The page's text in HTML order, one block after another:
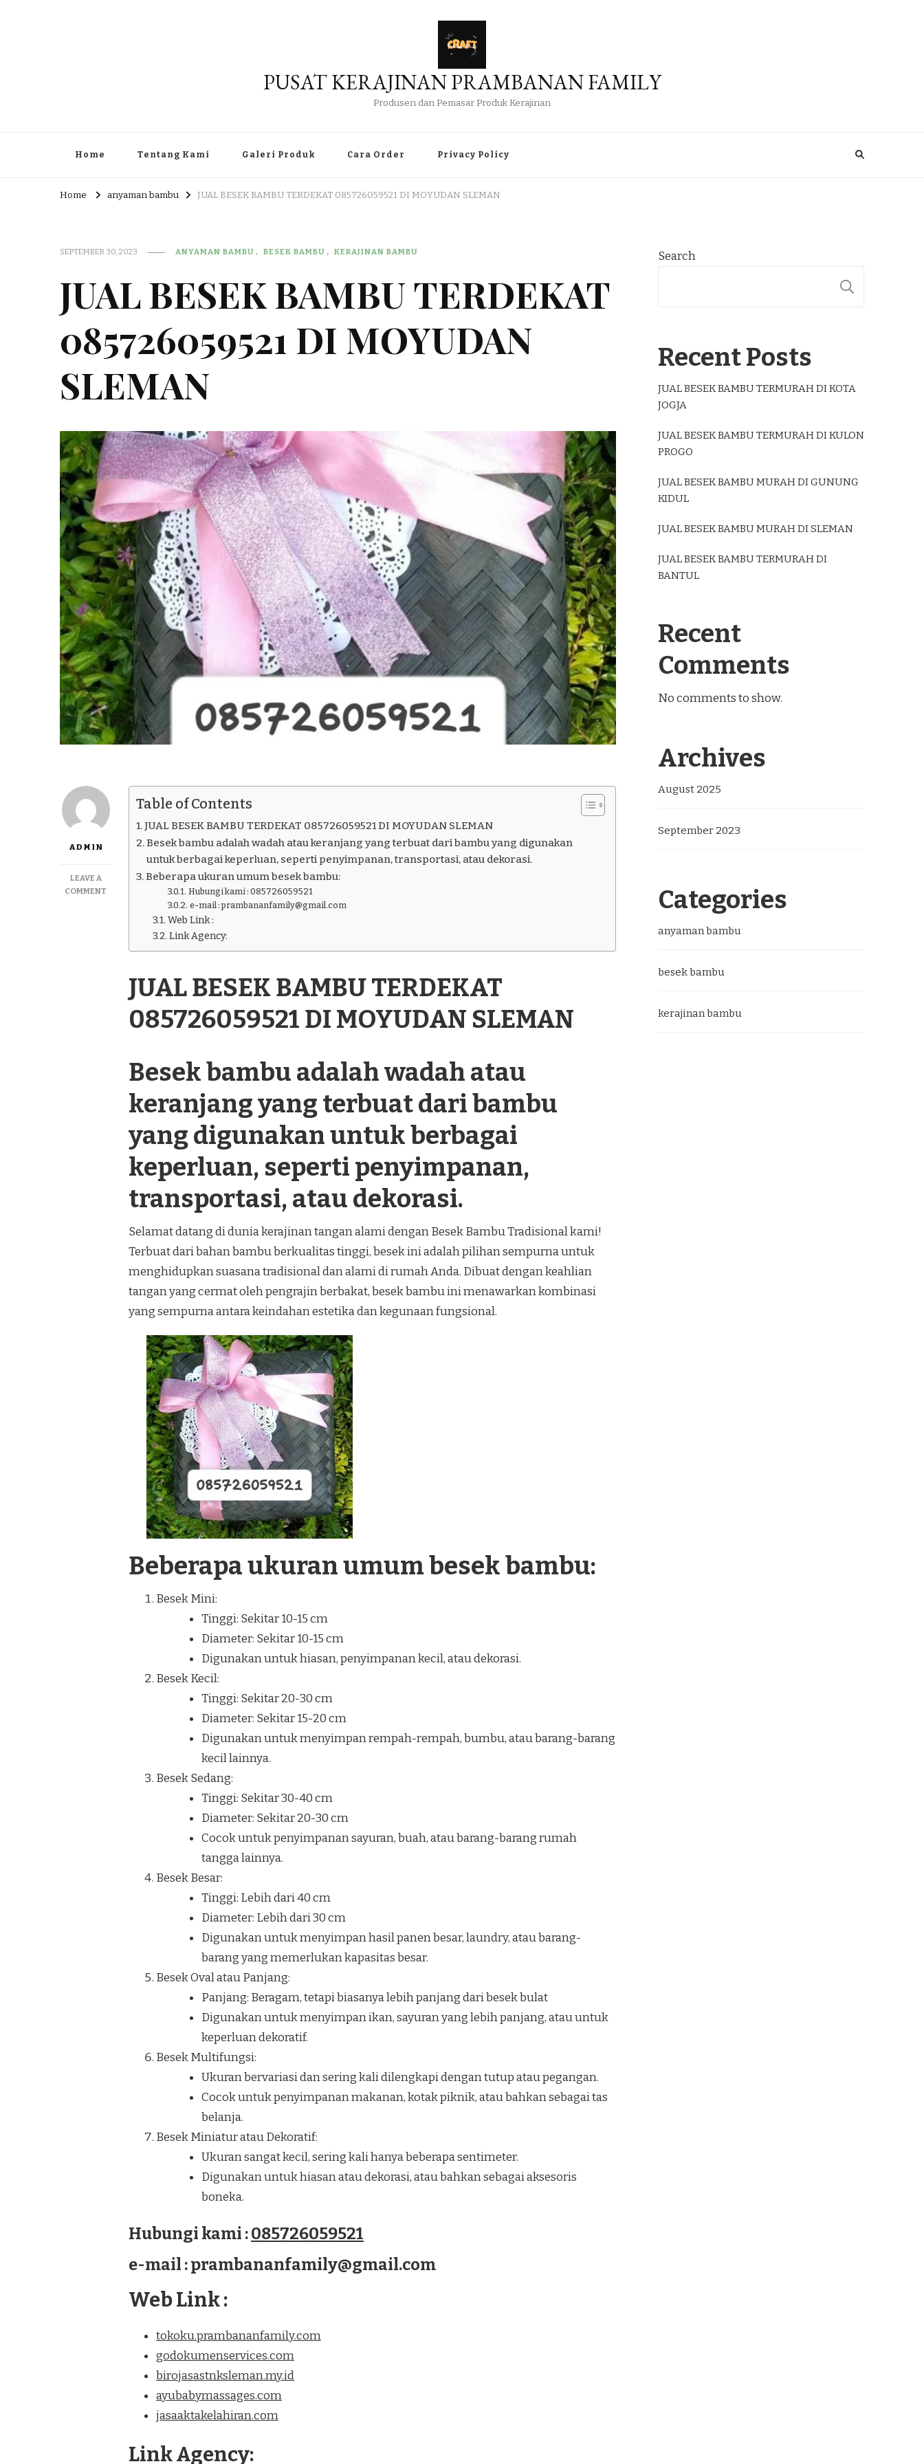
PUSAT KERAJINAN PRAMBANAN FAMILY
Produsen dan Pemasar Produk Kerajinan
Home Tentang Kami Galeri Produk Cara Order Privacy Policy
Home anyaman bambu JUAL BESEK BAMBU TERDEKAT 085726059521 DI MOYUDAN SLEMAN
SEPTEMBER 30, 2023 ANYAMAN BAMBU BESEK BAMBU KERAJINAN BAMBU
JUAL BESEK BAMBU TERDEKAT
085726059521 DI MOYUDAN
SLEMAN
ADMIN
LEAVE A
COMMENT
MOYUDAN
SLEMAN
Table of Contents
JUAL BESEK BAMBU TERDEKAT 085726059521 DI MOYUDAN SLEMAN
Besek bambu adalah wadah atau keranjang yang terbuat dari bambu yang digunakan
untuk berbagai keperluan, seperti penyimpanan, transportasi, atau dekorasi.
Beberapa ukuran umum besek bambu:
Hubungi kami : 085726059521
e-mail : prambananfamily@gmail.com
Web Link :
Link Agency:
JUAL BESEK BAMBU TERDEKAT
085726059521 DI MOYUDAN SLEMAN
Besek bambu adalah wadah atau
keranjang yang terbuat dari bambu
yang digunakan untuk berbagai
keperluan, seperti penyimpanan,
transportasi, atau dekorasi.
Selamat datang di dunia kerajinan tangan alami dengan Besek Bambu Tradisional kami!
Terbuat dari bahan bambu berkualitas tinggi, besek ini adalah pilihan sempurna untuk
menghidupkan suasana tradisional dan alami di rumah Anda. Dibuat dengan keahlian
tangan yang cermat oleh pengrajin berbakat, besek bambu ini menawarkan kombinasi
yang sempurna antara keindahan estetika dan kegunaan fungsional.
Beberapa ukuran umum besek bambu:
Besek Mini:
Tinggi: Sekitar 10-15 cm
Diameter: Sekitar 10-15 cm
Digunakan untuk hiasan, penyimpanan kecil, atau dekorasi.
Besek Kecil:
Tinggi: Sekitar 20-30 cm
Diameter: Sekitar 15-20 cm
Digunakan untuk menyimpan rempah-rempah, bumbu, atau barang-barang
kecil lainnya.
Besek Sedang:
Tinggi: Sekitar 30-40 cm
Diameter: Sekitar 20-30 cm
Cocok untuk penyimpanan sayuran, buah, atau barang-barang rumah
tangga lainnya.
Besek Besar:
Tinggi: Lebih dari 40 cm
Diameter: Lebih dari 30 cm
Digunakan untuk menyimpan hasil panen besar, laundry, atau barang-
barang yang memerlukan kapasitas besar.
Besek Oval atau Panjang:
Panjang: Beragam, tetapi biasanya lebih panjang dari besek bulat
Digunakan untuk menyimpan ikan, sayuran yang lebih panjang, atau untuk
keperluan dekoratif.
Besek Multifungsi:
Ukuran bervariasi dan sering kali dilengkapi dengan tutup atau pegangan.
Cocok untuk penyimpanan makanan, kotak piknik, atau bahkan sebagai tas
belanja.
Besek Miniatur atau Dekoratif:
Ukuran sangat kecil, sering kali hanya beberapa sentimeter.
Digunakan untuk hiasan atau dekorasi, atau bahkan sebagai aksesoris
boneka.
Hubungi kami :085726059521
e-mail : prambananfamily@gmail.com
Web Link :
tokoku.prambananfamily.com
godokumenservices.com
birojasastnksleman.my.id
ayubabymassages.com
jasaaktakelahiran.com
Link Agency:
Search
Recent Posts
JUAL BESEK BAMBU TERMURAH DI KOTA
JOGJA
JUAL BESEK BAMBU TERMURAH DI KULON
PROGO
JUAL BESEK BAMBU MURAH DI GUNUNG
KIDUL
JUAL BESEK BAMBU MURAH DI SLEMAN
JUAL BESEK BAMBU TERMURAH DI
BANTUL
Recent
Comments
No comments to show.
Archives
August 2025
September 2023
Categories
anyaman bambu
besek bambu
kerajinan bambu